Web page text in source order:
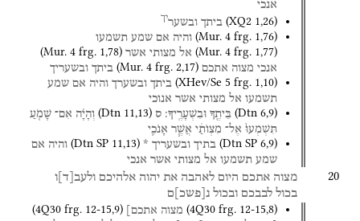
אנכי
(XQ2 1,26) ביתך ובשעריך
(Mur. 4 frg. 1,76) והיה אם שמע תשמעו
(Mur. 4 frg. 1,77) אל מצותי אשר (Mur. 4 frg. 1,78)
אנכי מצוה אתכם (Mur. 4 frg. 2,17) ביתך ובשעריך
(XHev/Se 5 frg. 1,10) ביתך ובשערך והיה אם שמע
תשמעו אל מצותי אשר אנוכי
(Dtn 6,9) בֵּיתֶ֖ךָ וּבִשְׁעָרֶֽיךָ׃ ס (Dtn 11,13) וְהָיָ֗ה אִם־ שָׁמֹ֤עַ
תִּשְׁמְעוּ֙ אֶל־ מִצְוֺתַ֔י אֲשֶׁ֧ר אָנֹכִ֛י
(Dtn SP 6,9) בתיך ובשעריך *
(Dtn SP 11,13) והיה אם
שמע תשמעו אל מצותי אשר אנכי
20 מצוה אתכם היום לאהבה את יהוה אלהיכם ולעב ד ו
בכול לבבכם ובכול נ פשכ ם
(4Q30 frg. 12-15,8) מצוה אתכם] (4Q30 frg. 12-15,9)